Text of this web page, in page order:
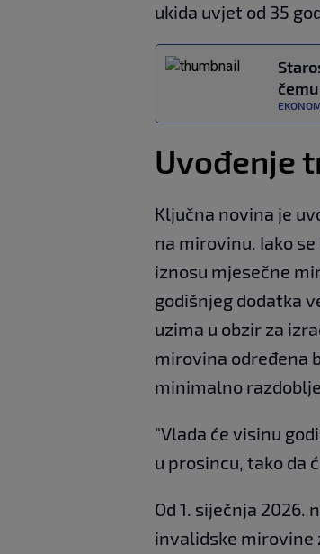
ukida uvjet od 35
Uvođenje
Ključna novina je
na mirovinu. Iako
iznosu mjesečne
godišnjeg dodatka
uzima u obzir za
mirovina određena
minimalno
"Vlada će visinu
u prosincu, tako da
Od 1. siječnja 2026.
invalidske mirovine